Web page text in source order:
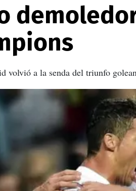
volvió a la senda del triunfo